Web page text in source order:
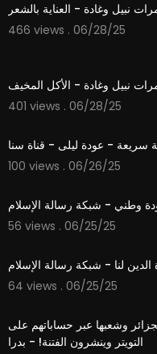
نبيل وغادة - العناية بالشعر
466 views . 06/28/25
نبيل وغادة - الأكل المخيف
401 views . 06/28/25
سريعة - عودة ليلى - قناة سنا
100 views . 06/26/25
وطني - شبكة رسالة الإسلام
56 views . 06/25/25
الدين لنا - شبكة رسالة الإسلام
64 views . 06/25/25
وشعبها عبر حساباتهم على
التويتر وينشرون الفتنة! - بدرا